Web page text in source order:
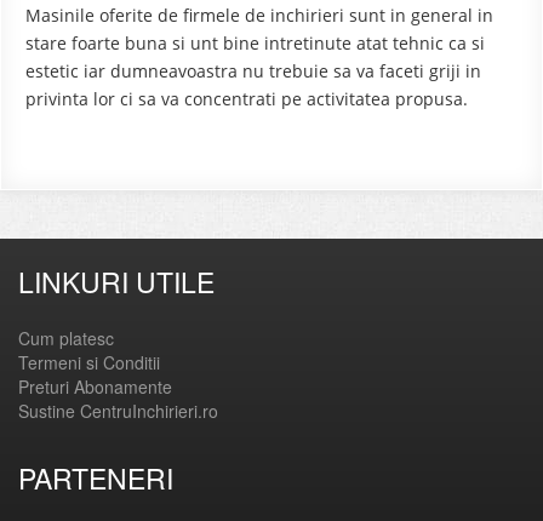
Masinile oferite de firmele de inchirieri sunt in general in
stare foarte buna si unt bine intretinute atat tehnic ca si
estetic iar dumneavoastra nu trebuie sa va faceti griji in
privinta lor ci sa va concentrati pe activitatea propusa.
LINKURI UTILE
Cum platesc
Termeni si Conditii
Preturi Abonamente
Sustine CentruInchirieri.ro
PARTENERI